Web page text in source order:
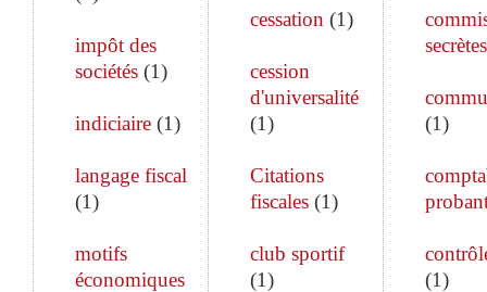
impôt des
sociétés (1)
indiciaire (1)
langage fiscal
(1)
motifs
économiques
cessation (1)
cession
d'universalité
(1)
Citations
fiscales(1)
club sportif
(1)
secrètes
(1)
(1)